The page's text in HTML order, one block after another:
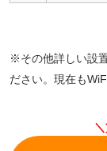
※その他詳しい設
ださい。現在も